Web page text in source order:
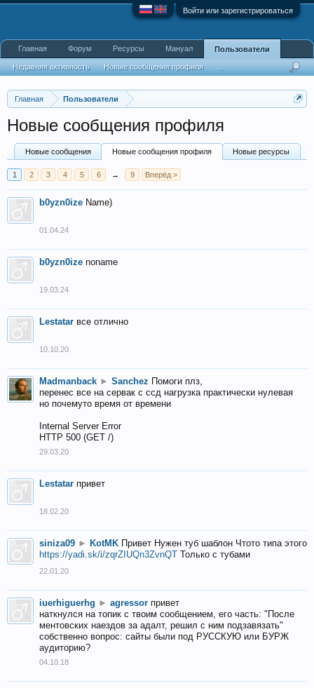
Войти или зарегистрироваться
Главная Пользователи
Новые сообщения профиля
Новые сообщения Новые сообщения профиля Новые ресурсы
1 2 3 4 5 6 → 9 Вперёд >
b0yzn0ize Name)
01.04.24
b0yzn0ize noname
19.03.24
Lestatar все отлично
10.10.20
Madmanback ► Sanchez Помоги плз,
перенес все на сервак с ссд нагрузка практически нулевая
но почемуто время от времени
Internal Server Error
HTTP 500 (GET /)
29.03.20
Lestatar привет
18.02.20
siniza09 ► KotMK Привет Нужен туб шаблон Чтото типа этого
https://yadi.sk/i/zqrZIUQn3ZvnQT Только с тубами
22.01.20
iuerhiguerhg ► agressor привет
наткнулся на топик с твоим сообщением, его часть: "После
ментовских наездов за адалт, решил с ним подзавязать"
собственно вопрос: сайты были под РУССКУЮ или БУРЖ
аудиторию?
04.10.18
Главная Форум Ресурсы Мануал Пользователи
Недавняя активность Новые сообщения профиля